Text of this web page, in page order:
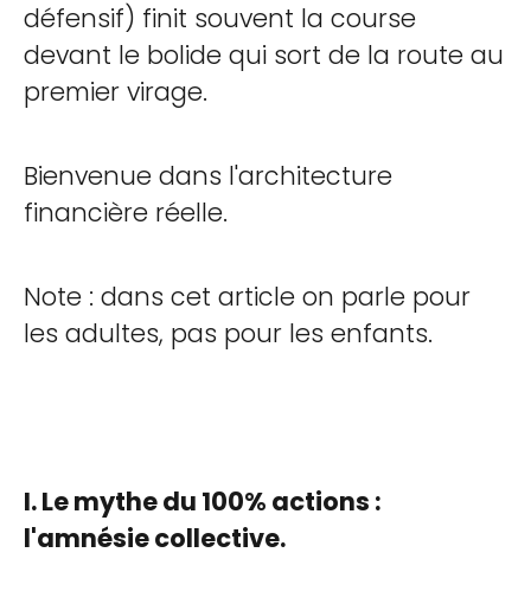
défensif) finit souvent la course
devant le bolide qui sort de la route au
premier virage.
Bienvenue dans l'architecture
financière réelle.
Note : dans cet article on parle pour
les adultes, pas pour les enfants.
I. Le mythe du 100% actions :
l'amnésie collective.